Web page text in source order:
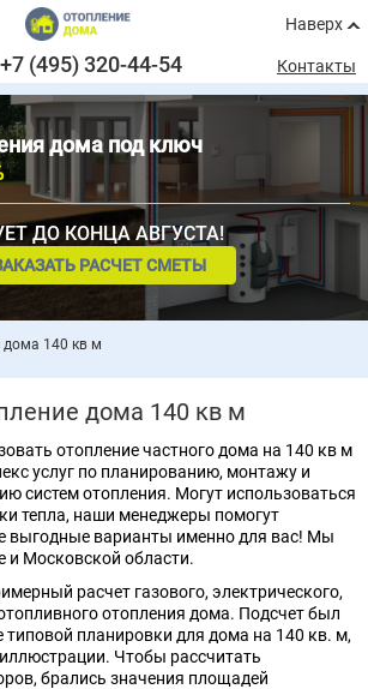
Наверх
+7 (495) 320-44-54 Контакты
дома под ключ
ДО КОНЦА АВГУСТА!
РАСЧЕТ СМЕТЫ
дома 140 кв м
дома 140 кв м
отопление частного дома на 140 кв м
услуг по планированию, монтажу и
систем отопления. Могут использоваться
тепла, наши менеджеры помогут
выгодные варианты именно для вас! Мы
и Московской области.
расчет газового, электрического,
отопления дома. Подсчет был
типовой планировки для дома на 140 кв. м,
Чтобы рассчитать
брались значения площадей